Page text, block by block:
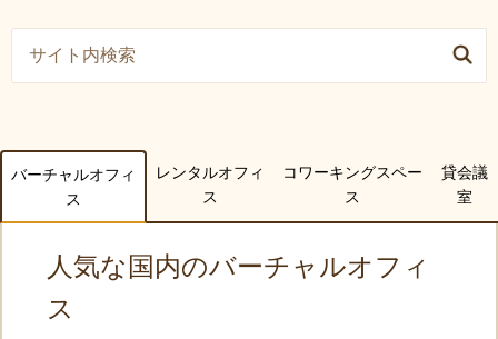
バーチャルオフィ
ス
レンタルオフィ
ス
コワーキングスペー
ス
貸会議
室
人気な国内のバーチャルオフィ
ス